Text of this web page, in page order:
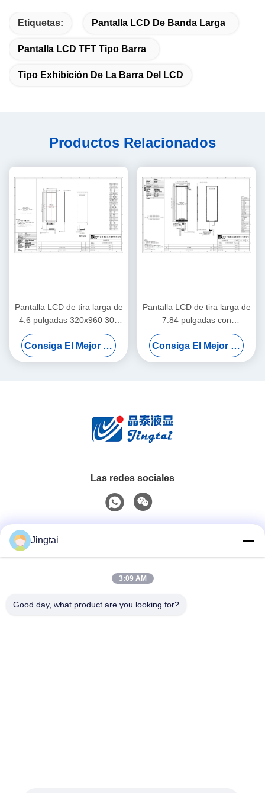
Etiquetas: Pantalla LCD De Banda Larga
Pantalla LCD TFT Tipo Barra
Tipo Exhibición De La Barra Del LCD
Productos Relacionados
Pantalla LCD de tira larga de
4.6 pulgadas 320x960 300
cd/m2 Luminancia IPS
Ángulo de visión completo
Consiga El Mejor Precio
Pantalla LCD de tira larga de
7.84 pulgadas con
resolución de 400x1280 y
400 cd/m2 de luminancia
Consiga El Mejor Precio
Las redes sociales
0086-755-27491128
Jingtai
3:09 AM
Good day, what product are you looking for?